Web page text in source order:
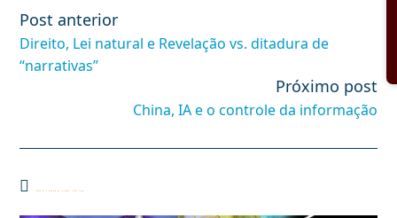
Leia
mais
artigos
Post anterior
Direito, Lei natural e Revelação vs. ditadura de
“narrativas”
Próximo post
China, IA e o controle da informação
Você também pode gostar